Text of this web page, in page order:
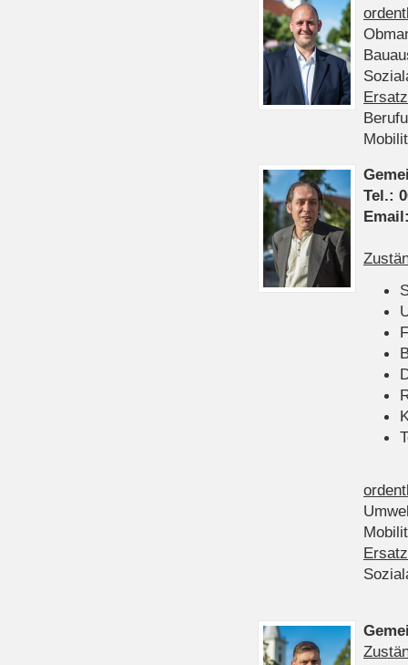
Tel.: